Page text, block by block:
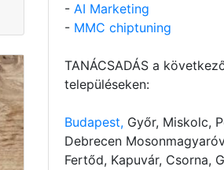
- AI Marketing
- MMC chiptuning
TANÁCSADÁS a
településeken:
Budapest, Győr, Miskolc,
Debrecen
Fertőd, Kapuvár, Csorna,